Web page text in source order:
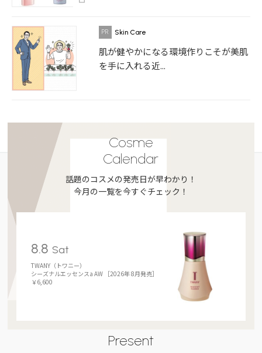
Skin Care
肌が健やかになる環境作りこそが美肌
を手に入れる近...
Cosme
Calendar
話題のコスメの発売日が早わかり！
今月の一覧を今すぐチェック！
8.8 Sat
TWANY（トワニー）
シーズナルエッセンスa AW ［2026年 8月発売］
￥6,600
Present